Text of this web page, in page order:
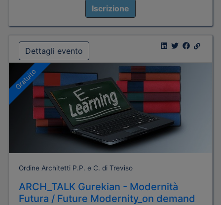
Iscrizione
Dettagli evento
Gratuito
Ordine Architetti P.P. e C. di Treviso
ARCH_TALK Gurekian - Modernità
Futura / Future Modernity_on demand